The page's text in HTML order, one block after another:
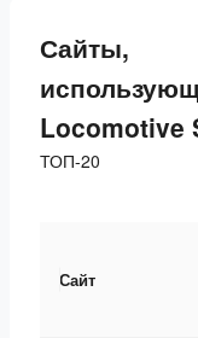
Сайты,
Locomotive
ТОП-20
Сайт